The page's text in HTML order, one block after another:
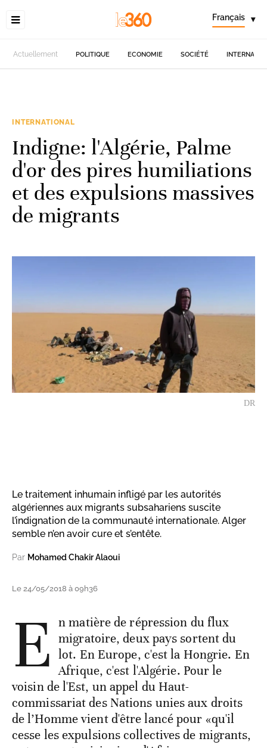
Français ▾
Actuellement POLITIQUE ECONOMIE SOCIÉTÉ
INTERNATIONAL
Indigne: l'Algérie, Palme
d'or des pires humiliations
et des expulsions massives
de migrants
DR
Le traitement inhumain infligé par les autorités
algériennes aux migrants subsahariens suscite
l’indignation de la communauté internationale. Alger
semble n’en avoir cure et s’entête.
Par Mohamed Chakir Alaoui
Le 24/05/2018 à 09h36
E n matière de répression du flux
migratoire, deux pays sortent du
lot. En Europe, c'est la Hongrie. En
Afrique, c'est l'Algérie. Pour le
voisin de l'Est, un appel du Haut-
commissariat des Nations unies aux droits
de l’Homme vient d'être lancé pour «qu'il
cesse les expulsions collectives de migrants,